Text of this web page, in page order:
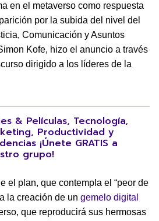
en el metaverso como respuesta
por la subida del nivel del
Comunicación y Asuntos
Kofe, hizo el anuncio a través
dirigido a los líderes de la
& Películas, Tecnología,
Productividad y
¡Únete GRATIS a
grupo!
el plan, que contempla el “peor de
la creación de un gemelo digital
que reproducirá sus hermosas